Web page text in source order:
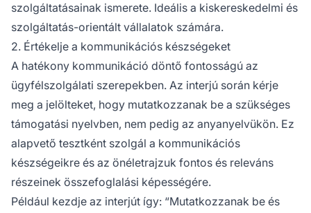
szolgáltatásainak ismerete. Ideális a kiskereskedelmi és
szolgáltatás-orientált vállalatok számára.
2. Értékelje a kommunikációs készségeket
A hatékony kommunikáció döntő fontosságú az
ügyfélszolgálati szerepekben. Az interjú során kérje
meg a jelölteket, hogy mutatkozzanak be a szükséges
támogatási nyelvben, nem pedig az anyanyelvükön. Ez
alapvető tesztként szolgál a kommunikációs
készségeikre és az önéletrajzuk fontos és releváns
részeinek összefoglalási képességére.
Például kezdje az interjút így: “Mutatkozzanak be és